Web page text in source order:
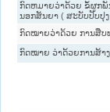
ກົດຫມາຍວ່າດ້ວຍ ຂໍ້ຜູກພັ
ນອກສັນຍາ ( ສະບັບປັບປຸງ
ກົດໝາຍວ່າດ້ວຍ ການສືບ
ກົດໝາຍ ວ່າດ້ວຍການສ້າ